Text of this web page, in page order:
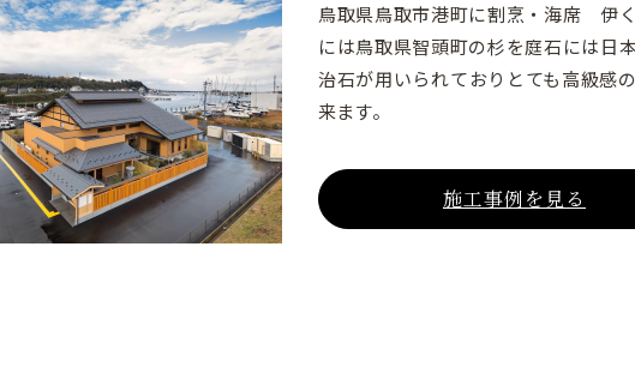
鳥取県鳥取市港町に割烹・海席 伊
には鳥取県智頭町の杉を庭石には日
治石が用いられておりとても高級感
来ます。
施工事例を見る